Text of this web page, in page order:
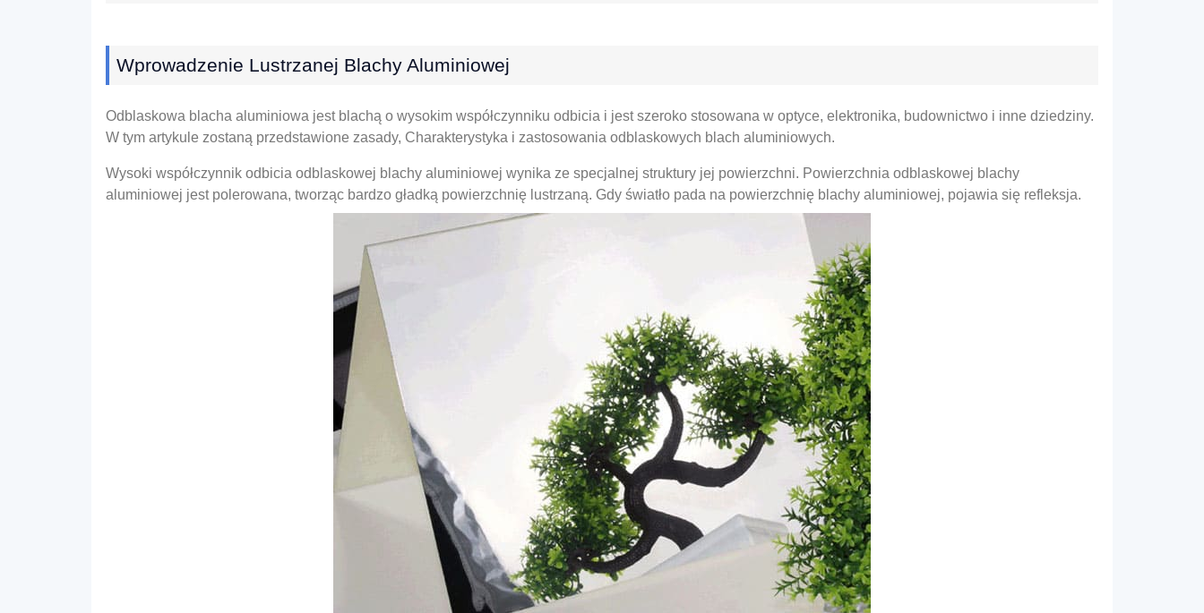
Wprowadzenie Lustrzanej Blachy Aluminiowej
Odblaskowa blacha aluminiowa jest blachą o wysokim współczynniku odbicia i jest szeroko stosowana w optyce, elektronika, budownictwo i inne dziedziny.
W tym artykule zostaną przedstawione zasady, Charakterystyka i zastosowania odblaskowych blach aluminiowych.
Wysoki współczynnik odbicia odblaskowej blachy aluminiowej wynika ze specjalnej struktury jej powierzchni. Powierzchnia odblaskowej blachy
aluminiowej jest polerowana, tworząc bardzo gładką powierzchnię lustrzaną. Gdy światło pada na powierzchnię blachy aluminiowej, pojawia się refleksja.